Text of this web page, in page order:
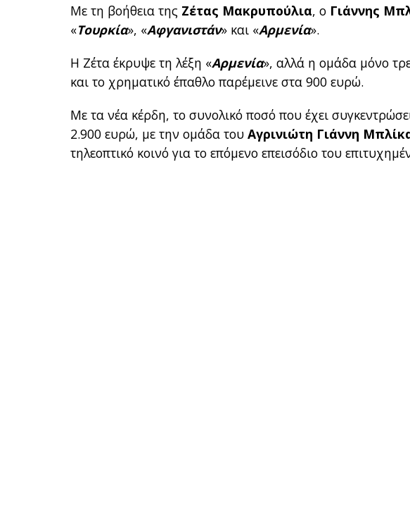
Με τη βοήθεια της Ζέτας Μακρυπούλια, ο Γιάννης
«Τουρκία», «Αφγανιστάν» και «Αρμενία».
Η Ζέτα έκρυψε τη λέξη «Αρμενία», αλλά η ομάδα μόνο
και το χρηματικό έπαθλο παρέμεινε στα 900 ευρώ.
Με τα νέα κέρδη, το συνολικό ποσό που έχει
2.900 ευρώ, με την ομάδα τουΑγρινιώτη Γιάννη
τηλεοπτικό κοινό για το επόμενο επεισόδιο του